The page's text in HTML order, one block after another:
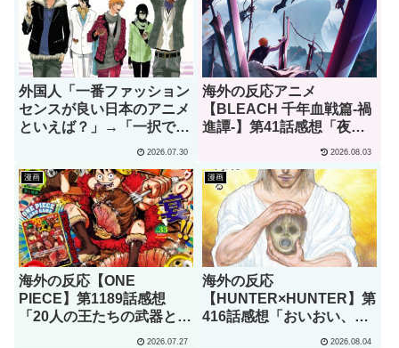
外国人「一番ファッション
センスが良い日本のアニメ
といえば？」→「一択でし
2026.07.30
海外の反応アニメ
【BLEACH 千年血戦篇-禍
進譚-】第41話感想「夜一
は全てのアニメの中で最も
とわたしは思います」
2026.08.03
漫画
海外の反応【ONE
PIECE】第1189話感想
「20人の王たちの武器とし
2026.07.27
漫画
海外の反応
【HUNTER×HUNTER】第
416話感想「おいおい、文
2026.08.04